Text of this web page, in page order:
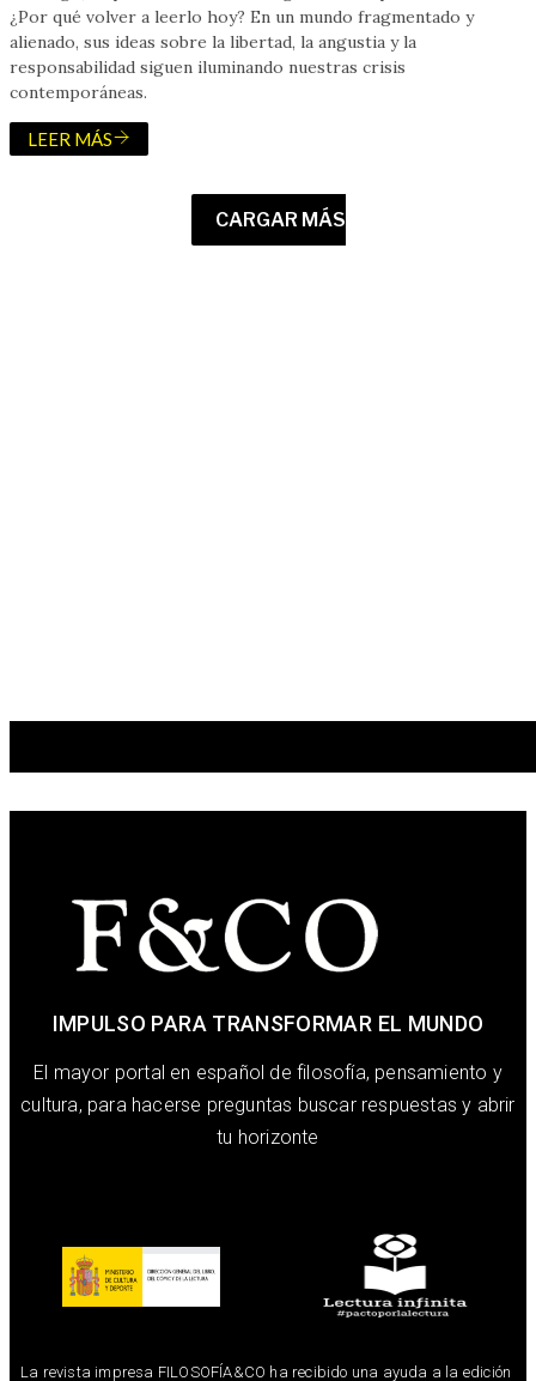
¿Por qué volver a leerlo hoy? En un mundo fragmentado y
alienado, sus ideas sobre la libertad, la angustia y la
responsabilidad siguen iluminando nuestras crisis
contemporáneas.
LEER MÁS
CARGAR MÁS
IMPULSO PARA TRANSFORMAR EL MUNDO
El mayor portal en español de filosofía, pensamiento y
cultura, para hacerse preguntas buscar respuestas y abrir
tu horizonte
La revista impresa FILOSOFÍA&CO ha recibido una ayuda a la edición